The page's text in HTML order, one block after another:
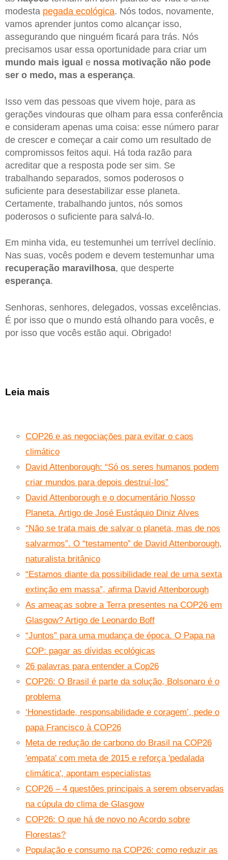
modesta pegada ecológica. Nós todos, novamente,
vamos aprender juntos como alcançar isso,
assegurando que ninguém ficará para trás. Nós
precisamos usar essa oportunidade para criar um
mundo mais igual e nossa motivação não pode
ser o medo, mas a esperança.
Isso vem das pessoas que vivem hoje, para as
gerações vindouras que olham para essa conferência
e consideram apenas uma coisa: esse número parar
de crescer e começar a cair como um resultado de
compromissos feitos aqui. Há toda razão para
acreditar que a resposta pode ser sim. Se
trabalhando separados, somos poderosos o
suficiente para desestabilizar esse planeta.
Certamente, trabalhando juntos, nós somos
poderosos o suficiente para salvá-lo.
Em minha vida, eu testemunhei um terrível declínio.
Nas suas, vocês podem e devem testemunhar uma
recuperação maravilhosa, que desperte
esperança.
Senhoras, senhores, delegados, vossas excelências.
É por isso que o mundo está olhando para vocês, e
por isso que vocês estão aqui. Obrigado!
Leia mais
COP26 e as negociações para evitar o caos
climático
David Attenborough: “Só os seres humanos podem
criar mundos para depois destruí-los”
David Attenborough e o documentário Nosso
Planeta. Artigo de José Eustáquio Diniz Alves
“Não se trata mais de salvar o planeta, mas de nos
salvarmos”. O “testamento” de David Attenborough,
naturalista britânico
“Estamos diante da possibilidade real de uma sexta
extinção em massa”, afirma David Attenborough
As ameaças sobre a Terra presentes na COP26 em
Glasgow? Artigo de Leonardo Boff
“Juntos” para uma mudança de época. O Papa na
COP: pagar as dívidas ecológicas
26 palavras para entender a Cop26
COP26: O Brasil é parte da solução, Bolsonaro é o
problema
‘Honestidade, responsabilidade e coragem’, pede o
papa Francisco à COP26
Meta de redução de carbono do Brasil na COP26
'empata' com meta de 2015 e reforça 'pedalada
climática', apontam especialistas
COP26 – 4 questões principais a serem observadas
na cúpula do clima de Glasgow
COP26: O que há de novo no Acordo sobre
Florestas?
População e consumo na COP26: como reduzir as